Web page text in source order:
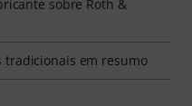
sobre Roth &
tradicionais em resumo